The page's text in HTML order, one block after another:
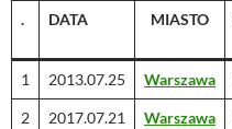
. DATA MIASTO
1 2013.07.25 Warszawa
2 2017.07.21 Warszawa